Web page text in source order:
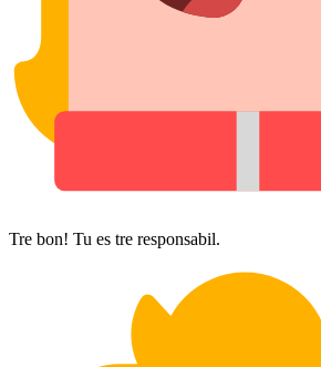
Tre bon! Tu es tre responsabil.